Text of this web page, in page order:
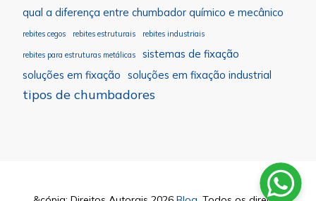
qual a diferença entre chumbador químico e mecânico
rebites cegos rebites estruturais rebites industriais
rebites para estruturas metálicas
sistemas de fixação
soluções em fixação soluções em fixação industrial
tipos de chumbadores